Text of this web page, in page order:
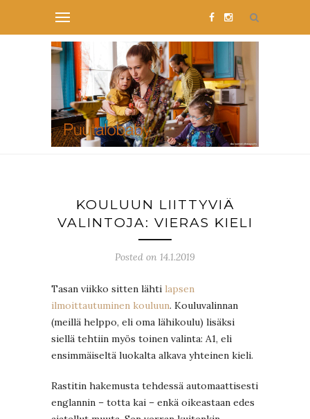
KOULUUN LIITTYVIÄ
VALINTOJA: VIERAS KIELI
Posted on 14.1.2019
Tasan viikko sitten lähti lapsen
ilmoittautuminen kouluun. Kouluvalinnan
(meillä helppo, eli oma lähikoulu) lisäksi
siellä tehtiin myös toinen valinta: A1, eli
ensimmäiseltä luokalta alkava yhteinen kieli.
Rastitin hakemusta tehdessä automaattisesti
englannin – totta kai – enkä oikeastaan edes